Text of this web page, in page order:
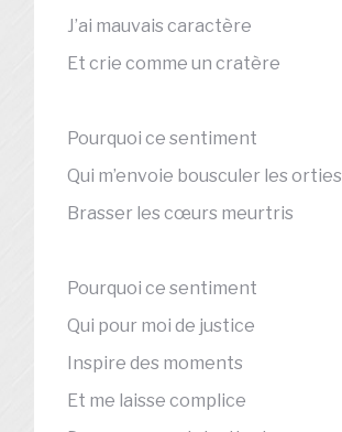
J’ai mauvais caractère
Et crie comme un cratère
Pourquoi ce sentiment
Qui m’envoie bousculer les orties
Brasser les cœurs meurtris
Pourquoi ce sentiment
Qui pour moi de justice
Inspire des moments
Et me laisse complice